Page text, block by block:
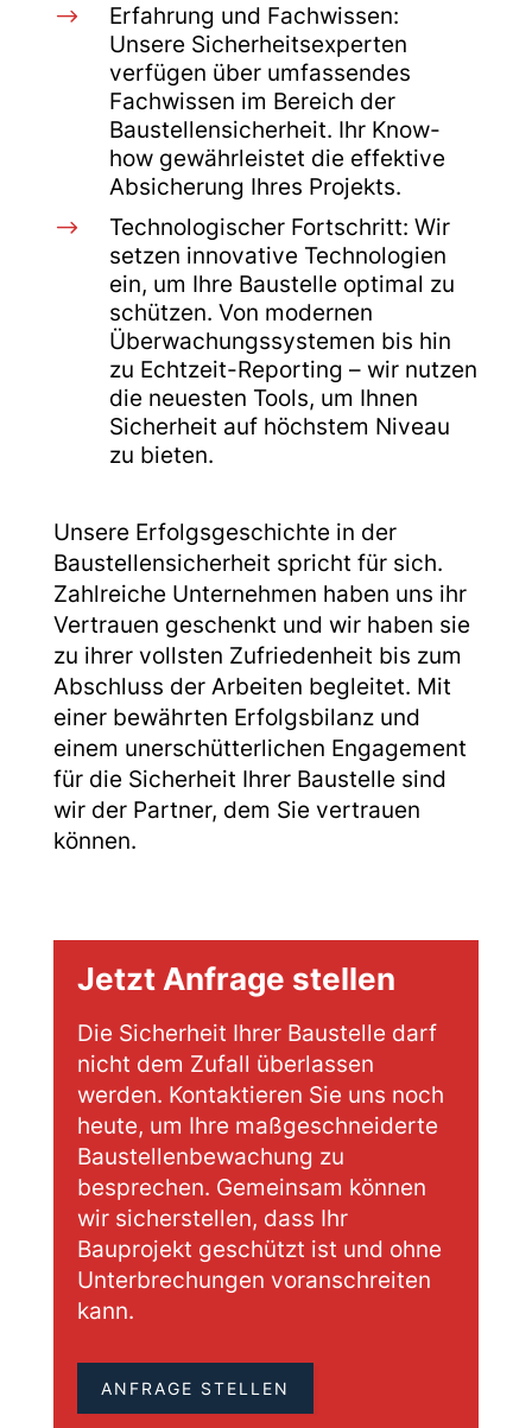
$
Erfahrung und Fachwissen:
Unsere Sicherheitsexperten
verfügen über umfassendes
Fachwissen im Bereich der
Baustellensicherheit. Ihr Know-
how gewährleistet die effektive
Absicherung Ihres Projekts.
$
Technologischer Fortschritt: Wir
setzen innovative Technologien
ein, um Ihre Baustelle optimal zu
schützen. Von modernen
Überwachungssystemen bis hin
zu Echtzeit-Reporting – wir nutzen
die neuesten Tools, um Ihnen
Sicherheit auf höchstem Niveau
zu bieten.
Unsere Erfolgsgeschichte in der
Baustellensicherheit spricht für sich.
Zahlreiche Unternehmen haben uns ihr
Vertrauen geschenkt und wir haben sie
zu ihrer vollsten Zufriedenheit bis zum
Abschluss der Arbeiten begleitet. Mit
einer bewährten Erfolgsbilanz und
einem unerschütterlichen Engagement
für die Sicherheit Ihrer Baustelle sind
wir der Partner, dem Sie vertrauen
können.
Jetzt Anfrage stellen
Die Sicherheit Ihrer Baustelle darf
nicht dem Zufall überlassen
werden. Kontaktieren Sie uns noch
heute, um Ihre maßgeschneiderte
Baustellenbewachung zu
besprechen. Gemeinsam können
wir sicherstellen, dass Ihr
Bauprojekt geschützt ist und ohne
Unterbrechungen voranschreiten
kann.
ANFRAGE STELLEN